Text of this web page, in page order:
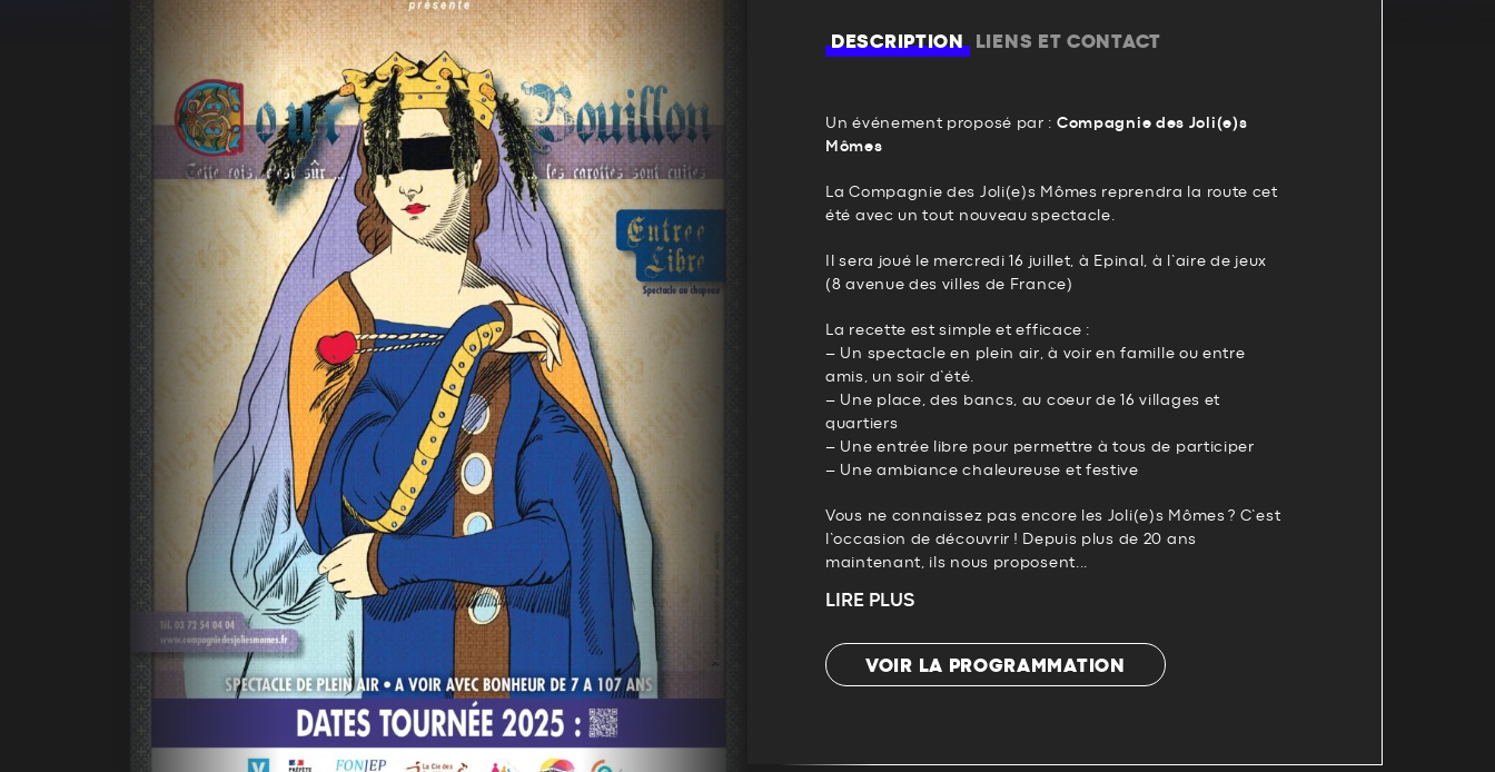
DESCRIPTION LIENS ET CONTACT
Un événement proposé par : Compagnie des Joli(e)s
Mômes
La Compagnie des Joli(e)s Mômes reprendra la route cet
été avec un tout nouveau spectacle.
Il sera joué le mercredi 16 juillet, à Epinal, à l’aire de jeux
(8 avenue des villes de France)
La recette est simple et efficace :
– Un spectacle en plein air, à voir en famille ou entre
amis, un soir d’été.
– Une place, des bancs, au coeur de 16 villages et
quartiers
– Une entrée libre pour permettre à tous de participer
– Une ambiance chaleureuse et festive
Vous ne connaissez pas encore les Joli(e)s Mômes ? C’est
l’occasion de découvrir ! Depuis plus de 20 ans
maintenant, ils nous proposent...
LIRE PLUS
VOIR LA PROGRAMMATION